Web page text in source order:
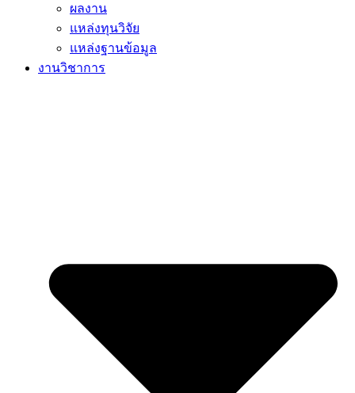
ผลงาน
แหล่งทุนวิจัย
แหล่งฐานข้อมูล
งานวิชาการ